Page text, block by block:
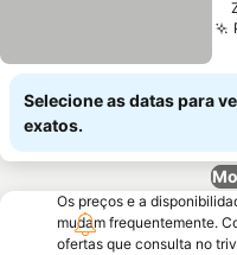
Selecione as datas para
exatos.
Os preços e a
mudam frequentemente.
ofertas que consulta no